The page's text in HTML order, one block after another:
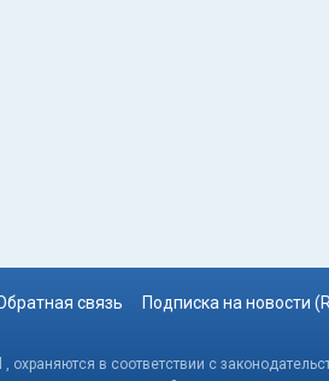
связь Подписка на новости
в соответствии с